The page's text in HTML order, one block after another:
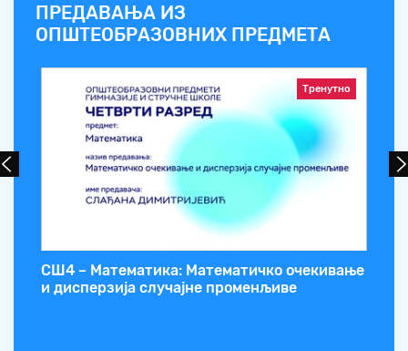
ПРЕДАВАЊА ИЗ
ОПШТЕОБРАЗОВНИХ ПРЕДМЕТА
Тренутно
СШ4 – Математика: Математичко очекивање
и дисперзија случајне променљиве